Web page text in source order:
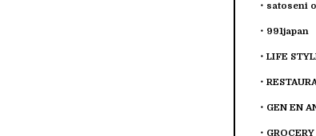
satoseni
991japan
LIFE
GEN EN
GROCERY